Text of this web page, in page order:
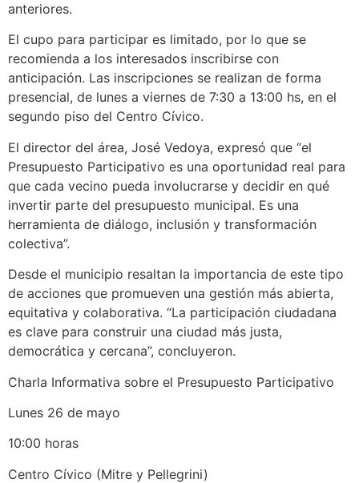
anteriores.
El cupo para participar es limitado, por lo que se
recomienda a los interesados inscribirse con
anticipación. Las inscripciones se realizan de forma
presencial, de lunes a viernes de 7:30 a 13:00 hs, en el
segundo piso del Centro Cívico.
El director del área, José Vedoya, expresó que “el
Presupuesto Participativo es una oportunidad real para
que cada vecino pueda involucrarse y decidir en qué
invertir parte del presupuesto municipal. Es una
herramienta de diálogo, inclusión y transformación
colectiva”.
Desde el municipio resaltan la importancia de este tipo
de acciones que promueven una gestión más abierta,
equitativa y colaborativa. “La participación ciudadana
es clave para construir una ciudad más justa,
democrática y cercana”, concluyeron.
Charla Informativa sobre el Presupuesto Participativo
Lunes 26 de mayo
10:00 horas
Centro Cívico (Mitre y Pellegrini)